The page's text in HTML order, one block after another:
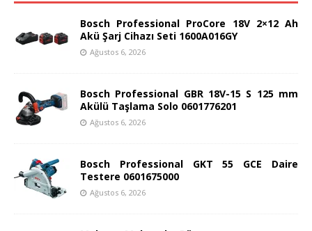
Bosch Professional ProCore 18V 2×12 Ah
Akü Şarj Cihazı Seti 1600A016GY
Ağustos 6, 2026
Bosch Professional GBR 18V-15 S 125 mm
Akülü Taşlama Solo 0601776201
Ağustos 6, 2026
Bosch Professional GKT 55 GCE Daire
Testere 0601675000
Ağustos 6, 2026